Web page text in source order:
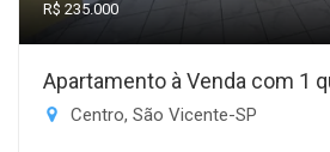
R$ 235.000
Apartamento à Venda com 1
Centro, São Vicente-SP